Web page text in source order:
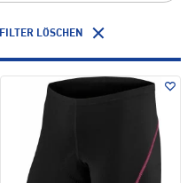
FILTER LÖSCHEN